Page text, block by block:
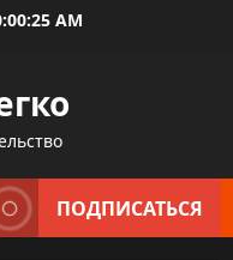
AM
ПОДПИСАТЬСЯ